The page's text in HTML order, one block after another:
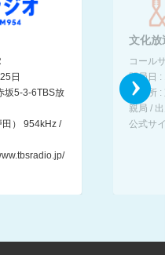
りき- Hour.1
日
坂5-3-6TBS放
田） 954kHz /
文化放
コール
開局日 :
演奏所
親局 /
公式サ